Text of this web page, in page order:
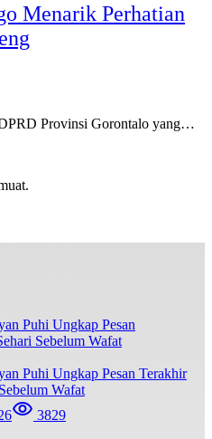
Menarik Perhatian
Provinsi Gorontalo yang…
Puhi Ungkap Pesan Terakhir
Wafat
3829